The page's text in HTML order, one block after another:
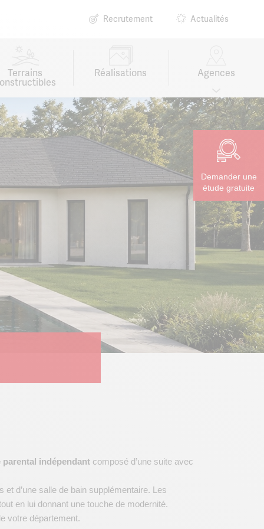
Terrains Réalisations Agences
Recrutement Actualités
Demander une
étude gratuite
parental indépendant composé d’une suite avec
et d’une salle de bain supplémentaire. Les
en lui donnant une touche de modernité.
votre département.